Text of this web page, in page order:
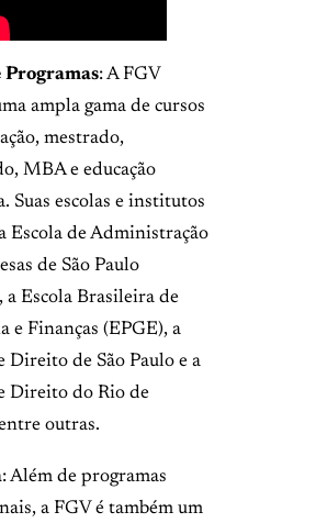
Programas: A FGV
ampla gama de cursos
mestrado,
MBA e educação
Suas escolas e institutos
Escola de Administração
de São Paulo
a Escola Brasileira de
e Finanças (EPGE), a
Direito de São Paulo e a
Direito do Rio de
outras.
: Além de programas
a FGV é também um